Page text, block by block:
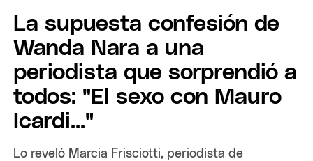
La supuesta confesión de
Wanda Nara a una
periodista que sorprendió a
todos: "El sexo con Mauro
Icardi..."
Lo reveló Marcia Frisciotti, periodista de